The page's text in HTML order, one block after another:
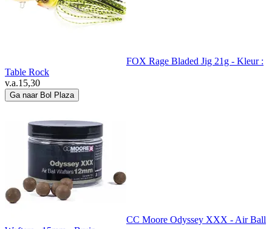
FOX Rage Bladed Jig 21g - Kleur :
Table Rock
v.a.15,30
Ga naar Bol Plaza
CC Moore Odyssey XXX - Air Ball